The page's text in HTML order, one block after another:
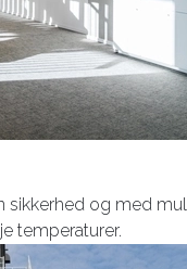
og med
temperaturer.